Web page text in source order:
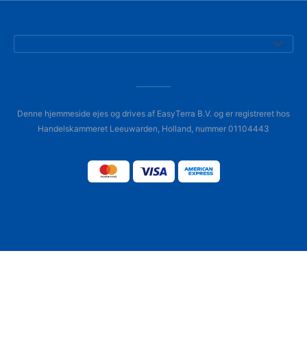
Denne hjemmeside ejes og drives af EasyTerra B.V. og er registreret hos
Handelskammeret Leeuwarden, Holland, nummer 01104443